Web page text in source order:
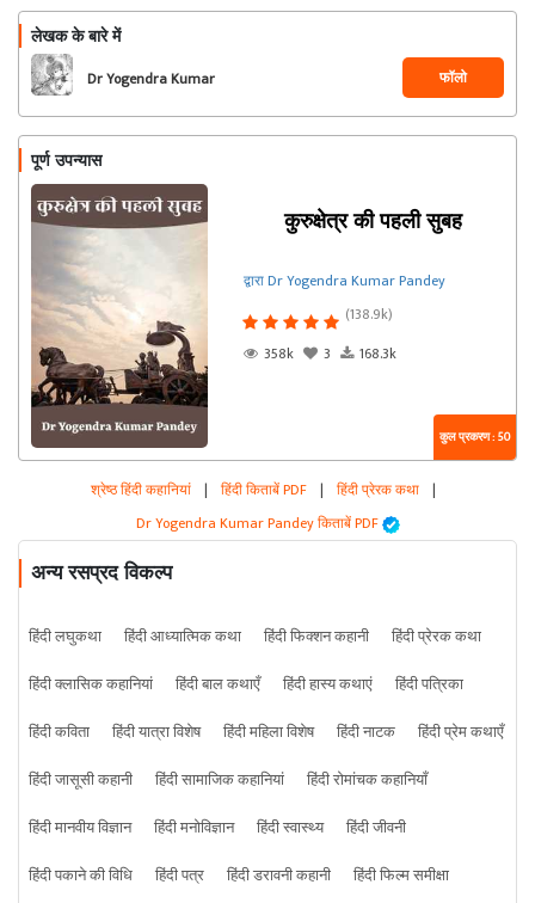
लेखक के बारे में
Dr Yogendra Kumar
Pandey
फॉलो
पूर्ण उपन्यास
कुरुक्षेत्र की पहली सुबह
द्वारा Dr Yogendra Kumar Pandey
(138.9k)
358k
3 168.3k
कुल प्रकरण : 50
श्रेष्ठ हिंदी कहानियां | हिंदी किताबें PDF | हिंदी प्रेरक कथा |
Dr Yogendra Kumar Pandey किताबें PDF
अन्य रसप्रद विकल्प
हिंदी लघुकथा हिंदी आध्यात्मिक कथा हिंदी फिक्शन कहानी
हिंदी प्रेरक कथा
हिंदी क्लासिक कहानियां
हिंदी बाल कथाएँ हिंदी हास्य कथाएं
हिंदी पत्रिका
हिंदी कविता
हिंदी यात्रा विशेष हिंदी महिला विशेष हिंदी नाटक
हिंदी प्रेम कथाएँ
हिंदी जासूसी कहानी
हिंदी सामाजिक कहानियां
हिंदी रोमांचक कहानियाँ
हिंदी मानवीय विज्ञान
हिंदी मनोविज्ञान हिंदी स्वास्थ्य
हिंदी जीवनी
हिंदी पकाने की विधि
हिंदी पत्र हिंदी डरावनी कहानी हिंदी फिल्म समीक्षा